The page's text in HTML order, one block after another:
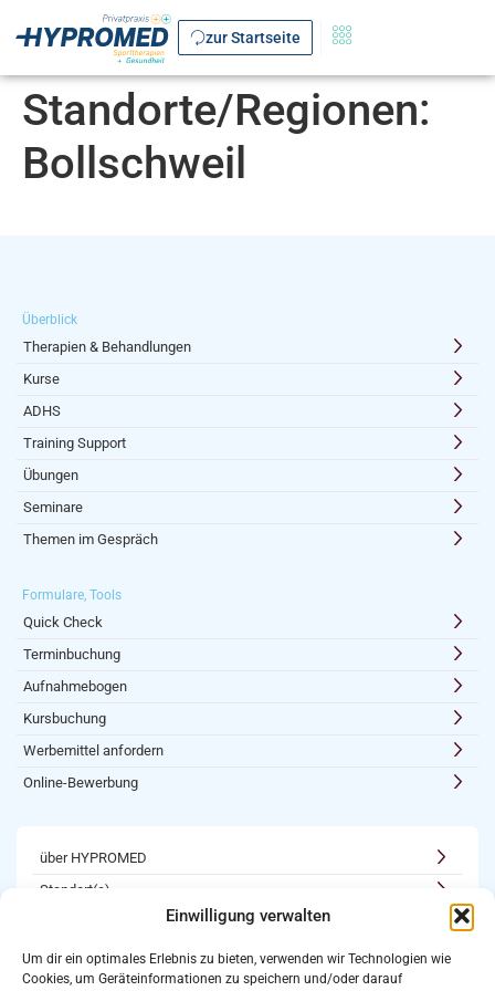
Einwilligung verwalten
Um dir ein optimales Erlebnis zu bieten, verwenden wir Technologien wie
Cookies, um Geräteinformationen zu speichern und/oder darauf
zur Startseite
Standorte/Regionen:
Bollschweil
Überblick
Therapien & Behandlungen
Kurse
ADHS
Training Support
Übungen
Seminare
Themen im Gespräch
Formulare, Tools
Quick Check
Terminbuchung
Aufnahmebogen
Kursbuchung
Werbemittel anfordern
Online-Bewerbung
über HYPROMED
Standort(e)
Karriere
Newsletter